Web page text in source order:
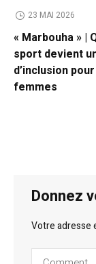
23 MAI 2026
« Marbouha » |
sport devient
d’inclusion
femmes
Donnez
Votre adresse